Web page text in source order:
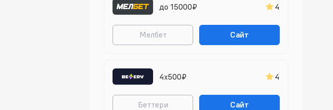
до 15000₽ 4
Мелбет Сайт
4х500₽ 4
Беттери Сайт